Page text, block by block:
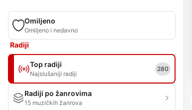
Omiljeno
Omiljeno i nedavno
Radiji
Top radiji
Najslušaniji radiji
280
Radiji po žanrovima
15 muzičkih žanrova